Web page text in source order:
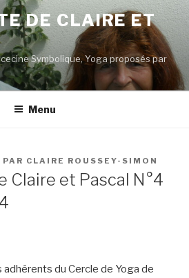
DE CLAIRE ET
Symbolique, Yoga proposés par
Menu
PAR CLAIRE ROUSSEY-SIMON
Claire et Pascal N°4
adhérents du Cercle de Yoga de